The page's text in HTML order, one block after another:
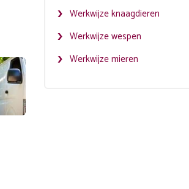
Werkwijze knaagdieren
Werkwijze wespen
Werkwijze mieren